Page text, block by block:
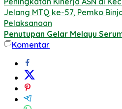
Jelang MTQ ke-57, Pemko
Pelaksanaan
Penutupan Gelar Melayu
Komentar